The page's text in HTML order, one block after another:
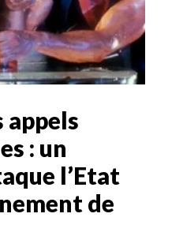
appels
: un
l’Etat
de